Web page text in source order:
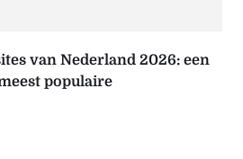
van Nederland 2026: een
populaire